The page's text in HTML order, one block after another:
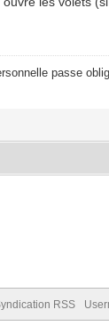
passe
RSS